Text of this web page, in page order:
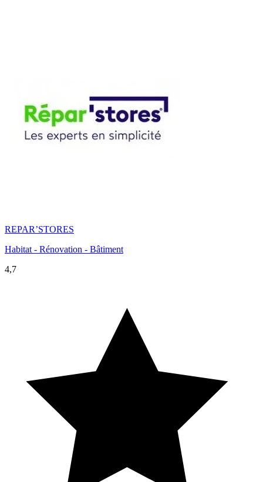
REPAR’STORES
Habitat - Rénovation - Bâtiment
4,7